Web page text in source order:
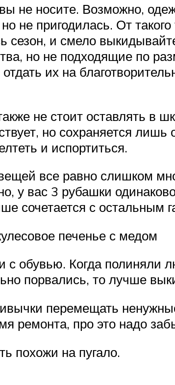
вы не носите. Возможно,
не пригодилась. От
сезон, и смело
но не подходящие по
их на
не стоит оставлять в
но сохраняется
и испортиться.
все равно слишком
у вас 3 рубашки
сочетается с остальным
печенье с медом
с обувью. Когда полиняли
порвались, то лучше
перемещать
ремонта, про это надо
похожи на пугало.